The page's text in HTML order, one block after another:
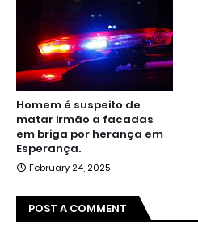
Homem é suspeito de
matar irmão a facadas
em briga por herança em
Esperança.
February 24, 2025
POST A COMMENT